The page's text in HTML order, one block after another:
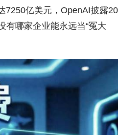
7250亿美元，OpenAI披露
有哪家企业能永远当“冤大